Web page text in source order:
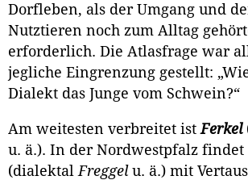
Dorfleben, als der Umgang und
Nutz­tieren noch zum Alltag
erforderlich. Die Atlasfrage war
jegliche Eingrenzung gestellt:
Dialekt das Junge vom Schwein?“
Am weitesten verbreitet istFerkel
u. ä.). In der Nordwest­pfalz
(dialektal Freggelu. ä.) mit